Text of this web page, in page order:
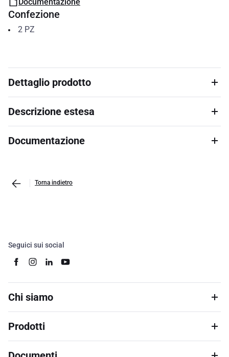
Confezione
2 PZ
Dettaglio prodotto
Descrizione estesa
Documentazione
Torna indietro
Seguici sui social
Chi siamo
Prodotti